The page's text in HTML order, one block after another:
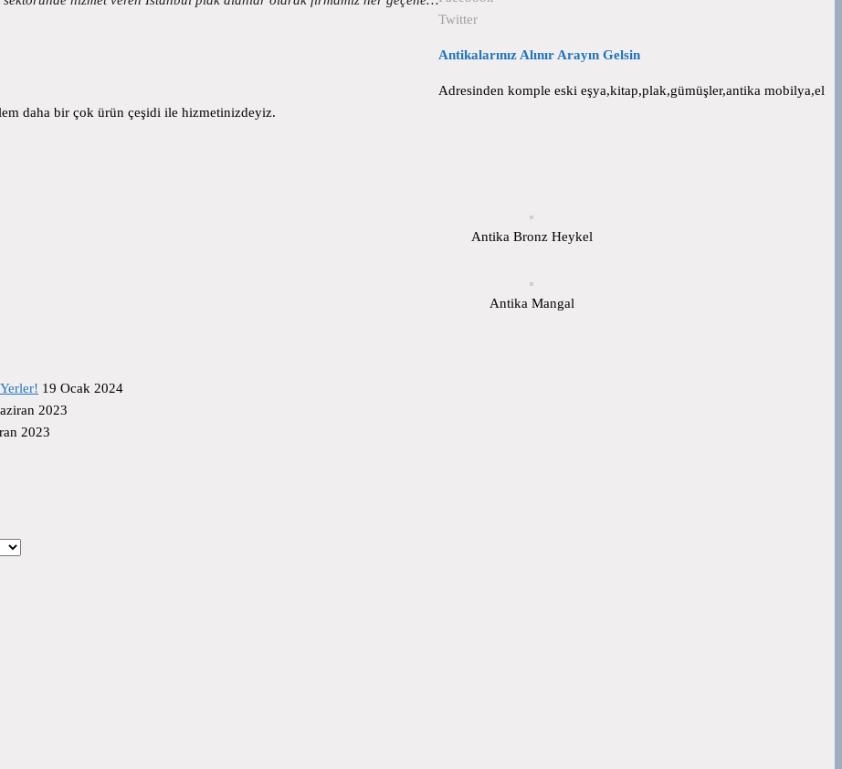
Twitter
Antikalarınız Alınır Arayın Gelsin
Adresinden komple eski eşya,kitap,plak,gümüşler,antika mobilya,el
daha bir çok ürün çeşidi ile hizmetinizdeyiz.
Antika Bronz Heykel
Antika Mangal
19 Ocak 2024
2023
2023